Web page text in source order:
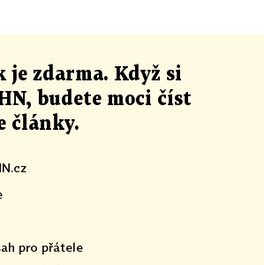
je zdarma. Když si
budete moci číst
články.
pro přátele